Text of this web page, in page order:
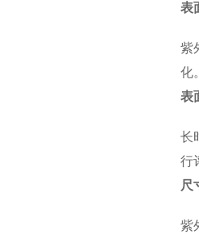
表
紫
化
表
长
行
尺
紫